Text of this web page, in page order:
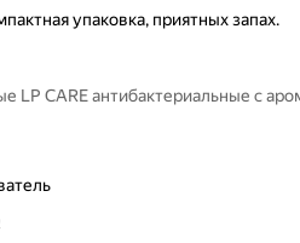
упаковка, приятных запах.
LP CARE антибактериальные с